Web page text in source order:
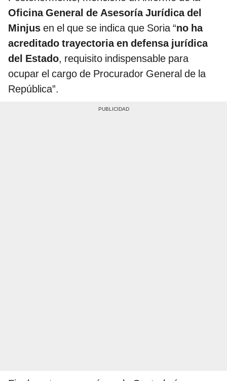
Oficina General de Asesoría Jurídica del
Minjus en el que se indica que Soria “no ha
acreditado trayectoria en defensa jurídica
del Estado, requisito indispensable para
ocupar el cargo de Procurador General de la
República”.